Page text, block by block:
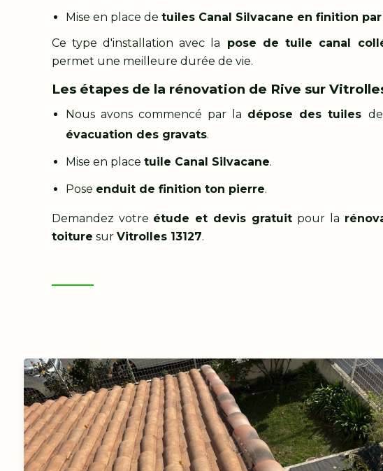
Mise en place de tuiles Canal Silvacane en finition
Ce type d'installation avec la pose de tuile canal
permet une meilleure durée de vie.
Les étapes de la rénovation de Rive sur
Nous avons commencé par la dépose des tuiles
évacuation des gravats.
Mise en place tuile Canal Silvacane.
Pose enduit de finition ton pierre.
Demandez votre étude et devis gratuit pour la
toiture sur Vitrolles 13127.